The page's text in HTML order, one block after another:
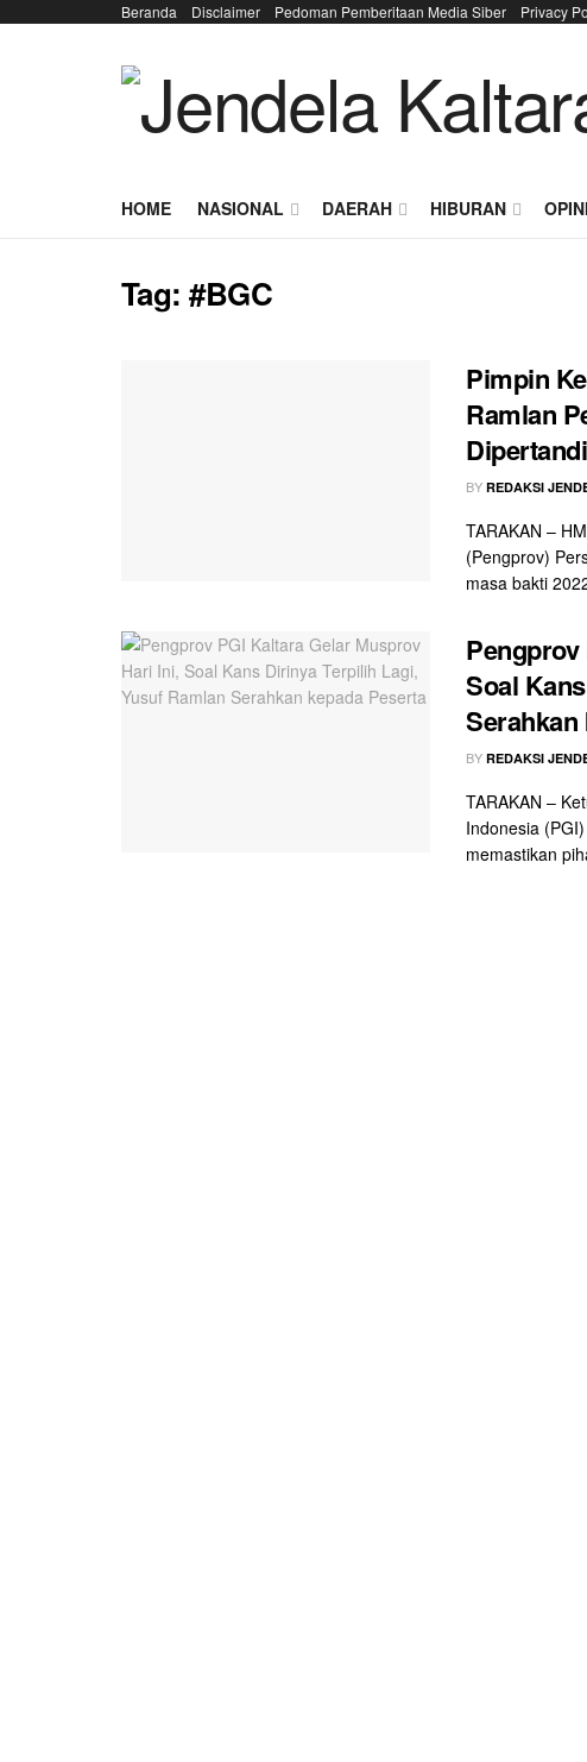
Beranda Disclaimer Pedoman Pemberitaan Media Siber Privacy
HOME NASIONAL DAERAH HIBURAN OPINI
Tag:#BGC
Pimpin
Ramlan
BY REDAKSI
TARAKAN –
(Pengprov)
masa bakti
Soal
Serahkan
BY REDAKSI
TARAKAN –
Indonesia
memastikan